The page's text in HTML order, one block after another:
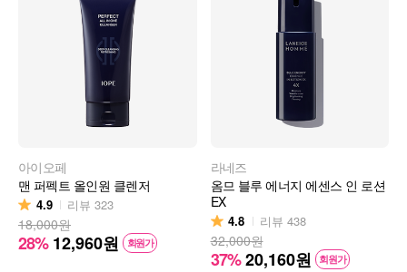
아이오페
맨 퍼펙트 올인원 클렌저
4.9 리뷰 323
18,000원
28% 12,960원 회원가
라네즈
옴므 블루 에너지 에센스 인 로션
EX
4.8 리뷰 438
32,000원
37%20,160원 회원가